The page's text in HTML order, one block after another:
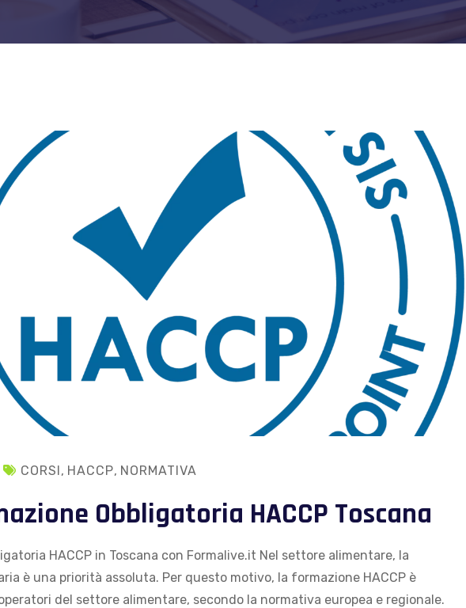
CORSI, HACCP, NORMATIVA
Obbligatoria HACCP Toscana
HACCP in Toscana con Formalive.it Nel settore alimentare, la
è una priorità assoluta. Per questo motivo, la formazione HACCP è
del settore alimentare, secondo la normativa europea e regionale.